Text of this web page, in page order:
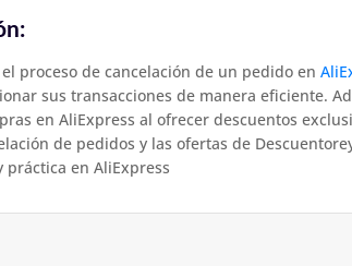
proceso de cancelación de un pedido en
sus transacciones de manera eficiente.
en AliExpress al ofrecer descuentos
de pedidos y las ofertas de
práctica en AliExpress